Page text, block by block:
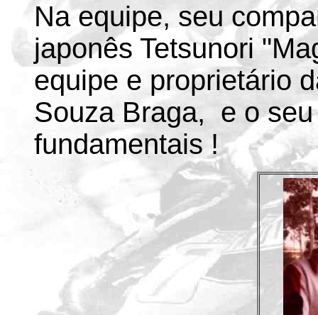
Na equipe, seu
japonês Tetsunori
equipe e proprietário
Souza Braga, e o
fundamentais !